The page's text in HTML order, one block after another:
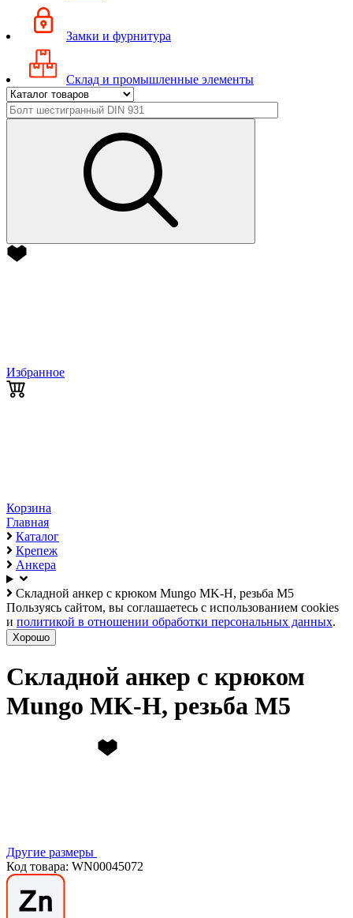
Замки и фурнитура
Склад и промышленные элементы
Избранное
Корзина
Главная
Каталог
Крепеж
Анкера
Складной анкер с крюком Mungo MK-H, резьба М5
Пользуясь сайтом, вы соглашаетесь с использованием cookies
и политикой в отношении обработки персональных данных.
Хорошо
Складной анкер с крюком
Mungo MK-H, резьба М5
Другие размеры
Код товара: WN00045072